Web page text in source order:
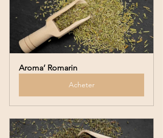
Aroma’ Romarin
Acheter